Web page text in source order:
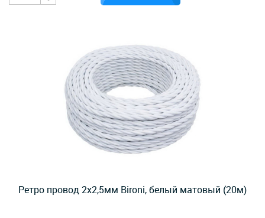
Ретро провод 2х2,5мм Bironi, белый матовый (20м)